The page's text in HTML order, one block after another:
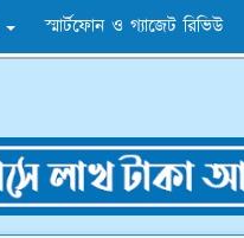
স্মার্টফোন ও গ্যাজেট রিভিউ